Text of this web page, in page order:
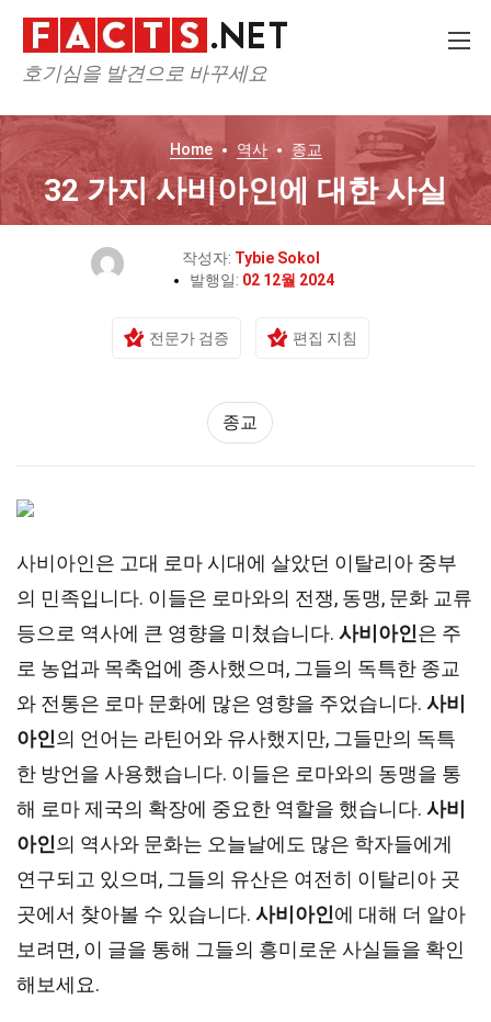
호기심을 발견으로 바꾸세요
Home 역사 종교
32 가지 사비아인에 대한 사실
작성자: Tybie Sokol
발행일: 02 12월 2024
전문가 검증 편집 지침
종교
사비아인은 고대 로마 시대에 살았던 이탈리아 중부
의 민족입니다. 이들은 로마와의 전쟁, 동맹, 문화 교류
등으로 역사에 큰 영향을 미쳤습니다. 사비아인은 주
로 농업과 목축업에 종사했으며, 그들의 독특한 종교
와 전통은 로마 문화에 많은 영향을 주었습니다. 사비
아인의 언어는 라틴어와 유사했지만, 그들만의 독특
한 방언을 사용했습니다. 이들은 로마와의 동맹을 통
해 로마 제국의 확장에 중요한 역할을 했습니다. 사비
아인의 역사와 문화는 오늘날에도 많은 학자들에게
연구되고 있으며, 그들의 유산은 여전히 이탈리아 곳
곳에서 찾아볼 수 있습니다. 사비아인에 대해 더 알아
보려면, 이 글을 통해 그들의 흥미로운 사실들을 확인
해보세요.